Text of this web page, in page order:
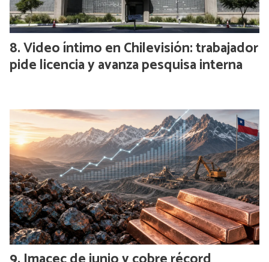
Video íntimo en Chilevisión: trabajador
pide licencia y avanza pesquisa interna